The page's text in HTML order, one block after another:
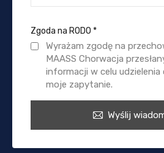
Zgoda na RODO *
Wyrażam zgodę na
MAASS Chorwacja
informacji w celu udzielenia
moje zapytanie.
Wyślij